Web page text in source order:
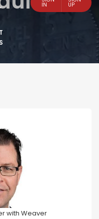
IN UP
with Weaver